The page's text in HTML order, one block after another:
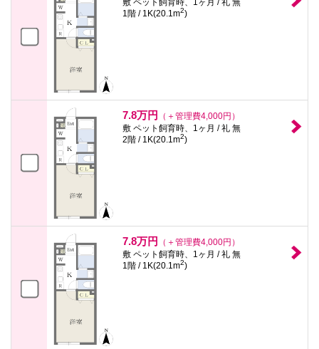
敷 ペット飼育時、1ヶ月 / 礼 無
1階 / 1K(20.1m2)
7.8万円
（＋管理費4,000円）
敷 ペット飼育時、1ヶ月 / 礼 無
2階 / 1K(20.1m2)
7.8万円
（＋管理費4,000円）
敷 ペット飼育時、1ヶ月 / 礼 無
1階 / 1K(20.1m2)